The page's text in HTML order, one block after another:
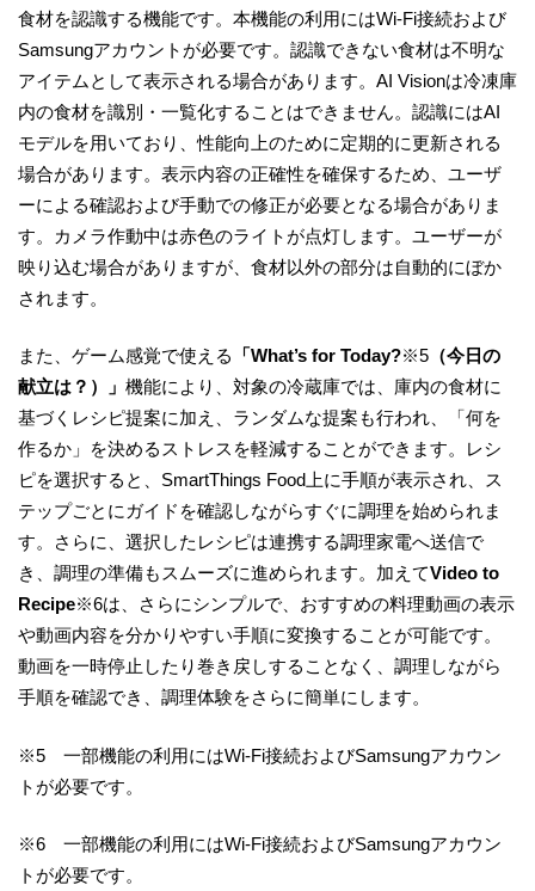
食材を認識する機能です。本機能の利用にはWi-Fi接続および
Samsungアカウントが必要です。認識できない食材は不明な
アイテムとして表示される場合があります。AI Visionは冷凍庫
内の食材を識別・一覧化することはできません。認識にはAI
モデルを用いており、性能向上のために定期的に更新される
場合があります。表示内容の正確性を確保するため、ユーザ
ーによる確認および手動での修正が必要となる場合がありま
す。カメラ作動中は赤色のライトが点灯します。ユーザーが
映り込む場合がありますが、食材以外の部分は自動的にぼか
されます。
また、ゲーム感覚で使える 「What’s for Today?※5 （今日の
献立は？）」 機能により、対象の冷蔵庫では、庫内の食材に
基づくレシピ提案に加え、ランダムな提案も行われ、「何を
作るか」を決めるストレスを軽減することができます。レシ
ピを選択すると、SmartThings Food上に手順が表示され、ス
テップごとにガイドを確認しながらすぐに調理を始められま
す。さらに、選択したレシピは連携する調理家電へ送信で
き、調理の準備もスムーズに進められます。加えてVideo to
Recipe※6は、さらにシンプルで、おすすめの料理動画の表示
や動画内容を分かりやすい手順に変換することが可能です。
動画を一時停止したり巻き戻しすることなく、調理しながら
手順を確認でき、調理体験をさらに簡単にします。
※5 一部機能の利用にはWi-Fi接続およびSamsungアカウン
トが必要です。
※6 一部機能の利用にはWi-Fi接続およびSamsungアカウン
トが必要です。